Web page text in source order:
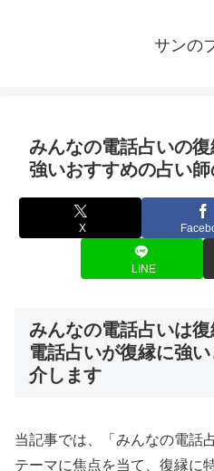
サンの
みんなの電話占いの
強いおすすめの占い師
X
LINE
みんなの電話占いは
電話占いが復縁に強
介します
当記事では、「みんなの電話
テーマに焦点を当て、復縁に